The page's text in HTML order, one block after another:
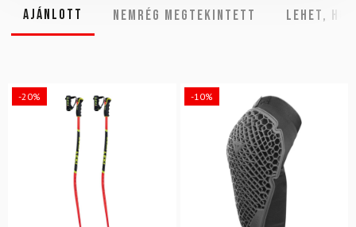
Ajánlott NEMRÉG MEGTEKINTETT Lehet,
-20% -10%